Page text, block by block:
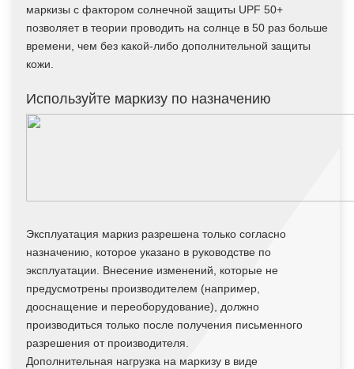
маркизы с фактором солнечной защиты UPF 50+
позволяет в теории проводить на солнце в 50 раз больше
времени, чем без какой-либо дополнительной защиты
кожи.
Используйте маркизу по назначению
Эксплуатация маркиз разрешена только согласно
назначению, которое указано в руководстве по
эксплуатации. Внесение изменений, которые не
предусмотрены производителем (например,
дооснащение и переоборудование), должно
производиться только после получения письменного
разрешения от производителя.
Дополнительная нагрузка на маркизу в виде